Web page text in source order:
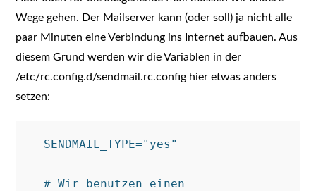
Wege gehen. Der Mailserver kann (oder soll) ja nicht alle
paar Minuten eine Verbindung ins Internet aufbauen. Aus
diesem Grund werden wir die Variablen in der
/etc/rc.config.d/sendmail.rc.config hier etwas anders
setzen:
  # Wir benutzen einen